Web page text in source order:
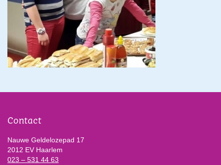
Contact
Nauwe Geldelozepad 17
2012 EV Haarlem
023 – 531 44 63